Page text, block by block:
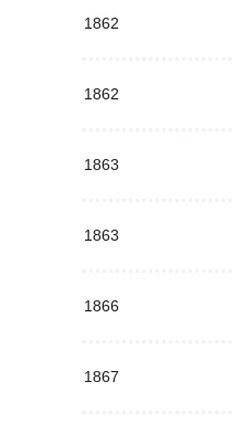
1862
1862
1863
1863
1866
1867